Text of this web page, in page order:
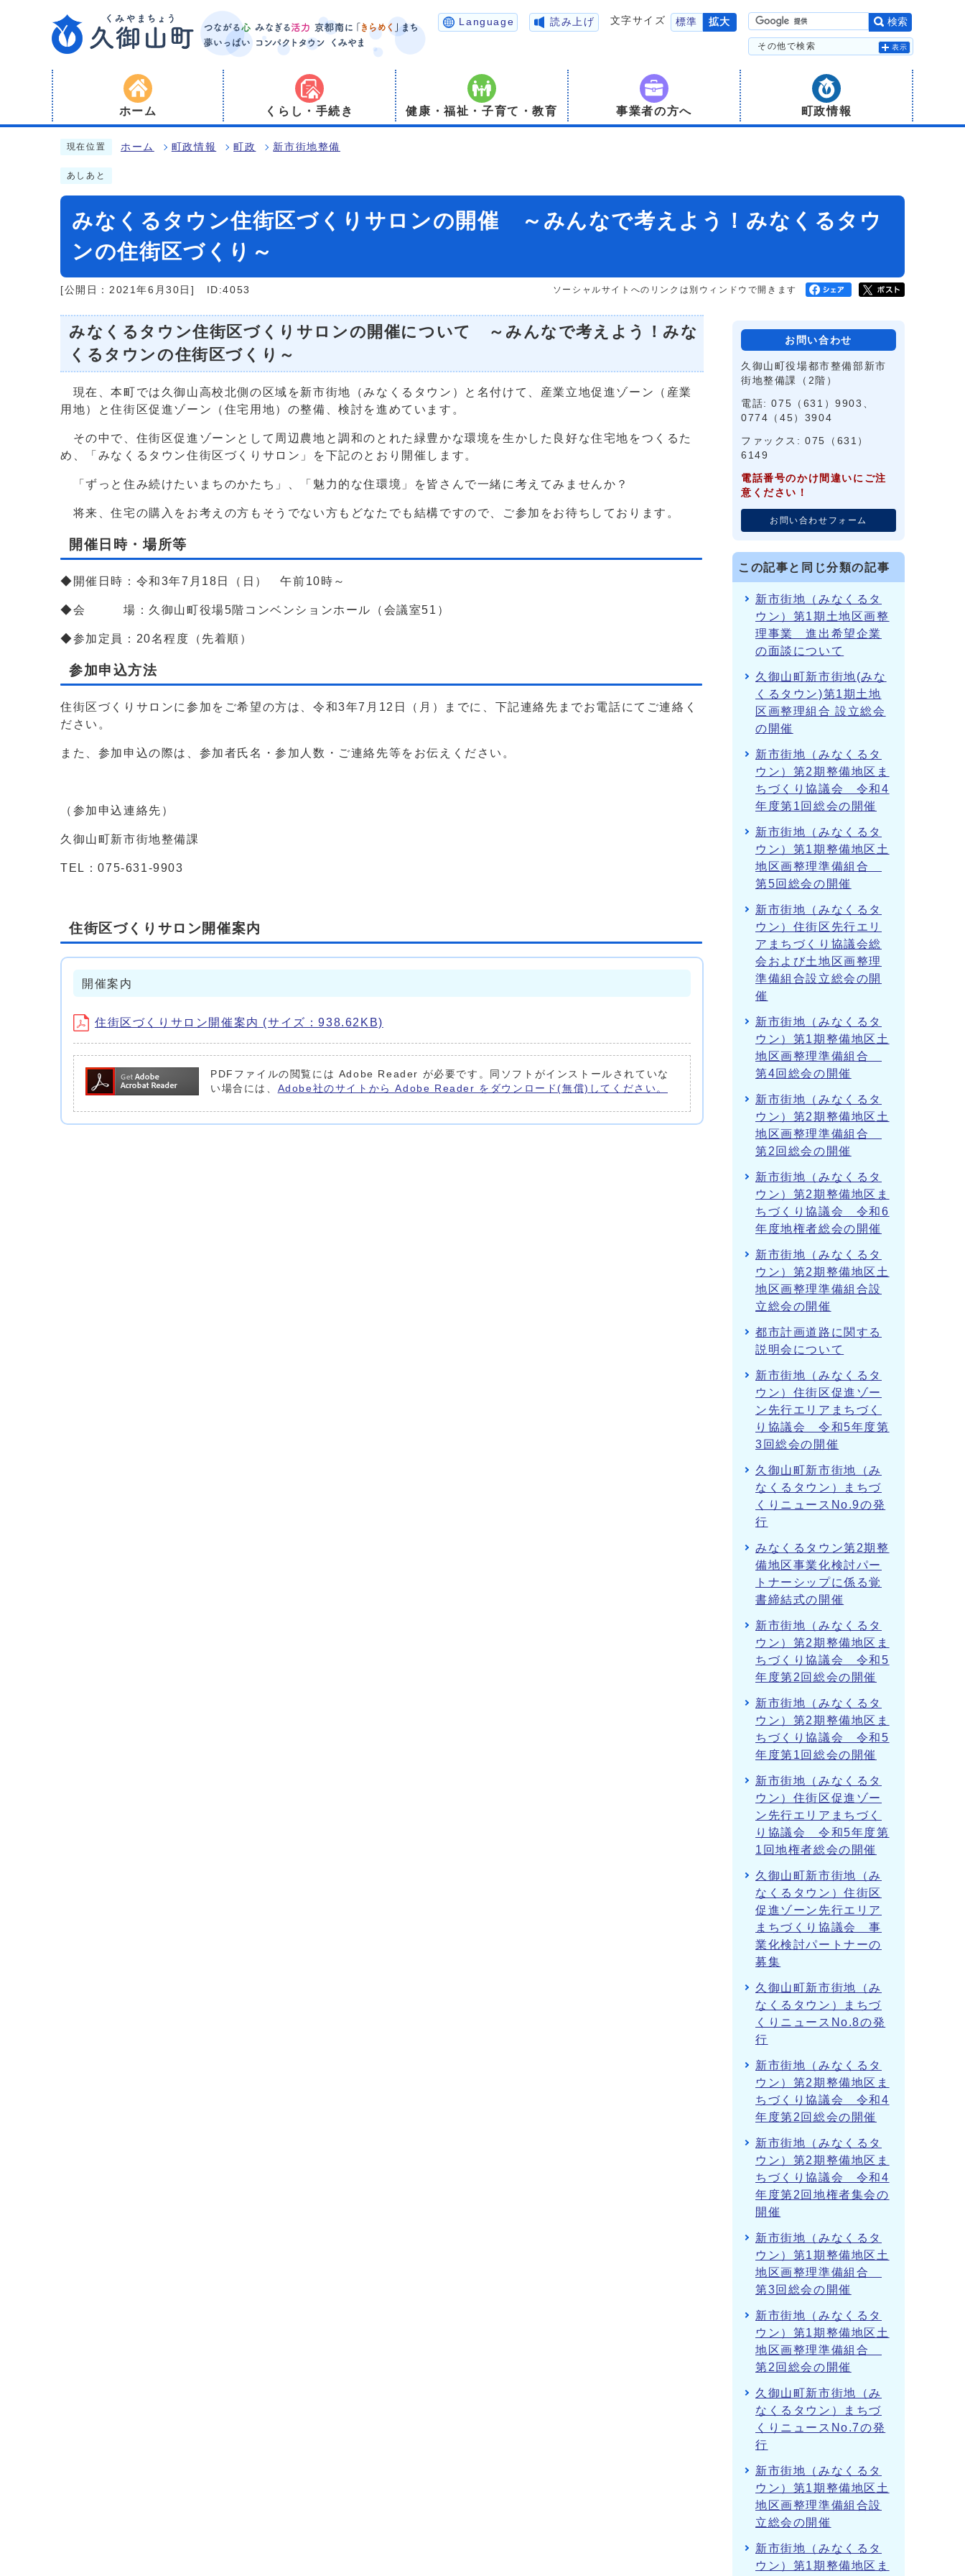
Language 読み上げ 文字サイズ 標準 拡大 検索
その他で検索 表示
ホーム くらし・手続き 健康・福祉・子育て・教育 事業者の方へ 町政情報
現在位置 ホーム 町政情報 町政 新市街地整備
あしあと
みなくるタウン住街区づくりサロンの開催 ～みんなで考えよう！みなくるタウ
ンの住街区づくり～
[公開日：2021年6月30日] ID:4053 ソーシャルサイトへのリンクは別ウィンドウで開きます
みなくるタウン住街区づくりサロンの開催について ～みんなで考えよう！みな
くるタウンの住街区づくり～
現在、本町では久御山高校北側の区域を新市街地（みなくるタウン）と名付けて、産業立地促進ゾーン（産業
用地）と住街区促進ゾーン（住宅用地）の整備、検討を進めています。
その中で、住街区促進ゾーンとして周辺農地と調和のとれた緑豊かな環境を生かした良好な住宅地をつくるた
め、「みなくるタウン住街区づくりサロン」を下記のとおり開催します。
「ずっと住み続けたいまちのかたち」、「魅力的な住環境」を皆さんで一緒に考えてみませんか？
将来、住宅の購入をお考えの方もそうでない方もどなたでも結構ですので、ご参加をお待ちしております。
開催日時・場所等
◆開催日時：令和3年7月18日（日） 午前10時～
◆会 場：久御山町役場5階コンベンションホール（会議室51）
◆参加定員：20名程度（先着順）
参加申込方法
住街区づくりサロンに参加をご希望の方は、令和3年7月12日（月）までに、下記連絡先までお電話にてご連絡く
ださい。
また、参加申込の際は、参加者氏名・参加人数・ご連絡先等をお伝えください。
（参加申込連絡先）
久御山町新市街地整備課
TEL：075‐631‐9903
住街区づくりサロン開催案内
開催案内
住街区づくりサロン開催案内 (サイズ：938.62KB)
PDFファイルの閲覧には Adobe Reader が必要です。同ソフトがインストールされていな
い場合には、 Adobe社のサイトから Adobe Reader をダウンロード(無償)してください。
お問い合わせ
久御山町役場都市整備部新市
街地整備課（2階）
電話: 075（631）9903、
0774（45）3904
ファックス: 075（631）
6149
電話番号のかけ間違いにご注
意ください！
お問い合わせフォーム
この記事と同じ分類の記事
新市街地（みなくるタ
ウン）第1期土地区画整
理事業 進出希望企業
の面談について
久御山町新市街地(みな
くるタウン)第1期土地
区画整理組合 設立総会
の開催
新市街地（みなくるタ
ウン）第2期整備地区ま
ちづくり協議会 令和4
年度第1回総会の開催
新市街地（みなくるタ
ウン）第1期整備地区土
地区画整理準備組合
第5回総会の開催
新市街地（みなくるタ
ウン）住街区先行エリ
アまちづくり協議会総
会および土地区画整理
準備組合設立総会の開
催
新市街地（みなくるタ
ウン）第1期整備地区土
地区画整理準備組合
第4回総会の開催
新市街地（みなくるタ
ウン）第2期整備地区土
地区画整理準備組合
第2回総会の開催
新市街地（みなくるタ
ウン）第2期整備地区ま
ちづくり協議会 令和6
年度地権者総会の開催
新市街地（みなくるタ
ウン）第2期整備地区土
地区画整理準備組合設
立総会の開催
都市計画道路に関する
説明会について
新市街地（みなくるタ
ウン）住街区促進ゾー
ン先行エリアまちづく
り協議会 令和5年度第
3回総会の開催
久御山町新市街地（み
なくるタウン）まちづ
くりニュースNo.9の発
行
みなくるタウン第2期整
備地区事業化検討パー
トナーシップに係る覚
書締結式の開催
新市街地（みなくるタ
ウン）第2期整備地区ま
ちづくり協議会 令和5
年度第2回総会の開催
新市街地（みなくるタ
ウン）第2期整備地区ま
ちづくり協議会 令和5
年度第1回総会の開催
新市街地（みなくるタ
ウン）住街区促進ゾー
ン先行エリアまちづく
り協議会 令和5年度第
1回地権者総会の開催
久御山町新市街地（み
なくるタウン）住街区
促進ゾーン先行エリア
まちづくり協議会 事
業化検討パートナーの
募集
久御山町新市街地（み
なくるタウン）まちづ
くりニュースNo.8の発
行
新市街地（みなくるタ
ウン）第2期整備地区ま
ちづくり協議会 令和4
年度第2回総会の開催
新市街地（みなくるタ
ウン）第2期整備地区ま
ちづくり協議会 令和4
年度第2回地権者集会の
開催
新市街地（みなくるタ
ウン）第1期整備地区土
地区画整理準備組合
第3回総会の開催
新市街地（みなくるタ
ウン）第1期整備地区土
地区画整理準備組合
第2回総会の開催
久御山町新市街地（み
なくるタウン）まちづ
くりニュースNo.7の発
行
新市街地（みなくるタ
ウン）第1期整備地区土
地区画整理準備組合設
立総会の開催
新市街地（みなくるタ
ウン）第1期整備地区ま